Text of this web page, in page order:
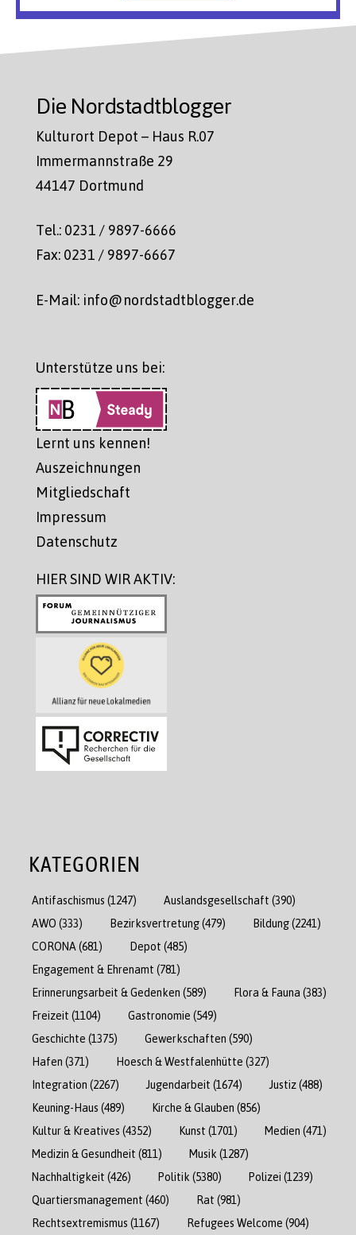
Die Nordstadtblogger
Kulturort Depot – Haus R.07
Immermannstraße 29
44147 Dortmund
Tel.: 0231 / 9897-6666
Fax: 0231 / 9897-6667
E-Mail: info@nordstadtblogger.de
Unterstütze uns bei:
Lernt uns kennen!
Auszeichnungen
Mitgliedschaft
Impressum
Datenschutz
HIER SIND WIR AKTIV:
KATEGORIEN
Antifaschismus (1247) Auslandsgesellschaft (390)
AWO (333) Bezirksvertretung(479) Bildung(2241)
CORONA (681) Depot (485)
Engagement & Ehrenamt (781)
Erinnerungsarbeit & Gedenken (589) Flora & Fauna (383)
Freizeit (1104) Gastronomie (549)
Geschichte (1375) Gewerkschaften (590)
Hafen (371) Hoesch & Westfalenhütte (327)
Integration (2267) Jugendarbeit (1674) Justiz(488)
Keuning-Haus (489) Kirche & Glauben (856)
Kultur & Kreatives (4352) Kunst (1701) Medien (471)
Medizin & Gesundheit (811) Musik (1287)
Nachhaltigkeit (426) Politik (5380) Polizei (1239)
Quartiersmanagement (460) Rat (981)
Rechtsextremismus (1167) Refugees Welcome (904)